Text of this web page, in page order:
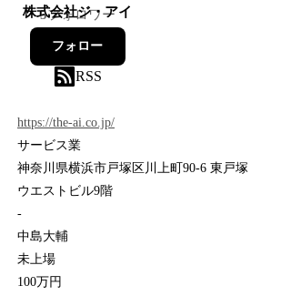
株式会社ジ・アイ
5フォロワー
フォロー
RSS
https://the-ai.co.jp/
サービス業
神奈川県横浜市戸塚区川上町90-6 東戸塚
ウエストビル9階
-
中島大輔
未上場
100万円